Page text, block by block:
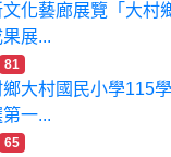
化藝廊展覽「大村
展...
81
大村國民小學115
一...
65